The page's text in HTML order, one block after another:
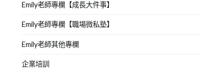
Emily老師專欄【成長大件事】
Emily老師專欄【職場微私塾】
Emily老師其他專欄
企業培訓